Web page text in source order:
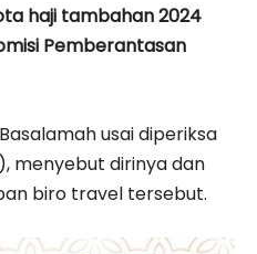
haji tambahan 2024
Pemberantasan
usai diperiksa
menyebut dirinya dan
biro travel tersebut.